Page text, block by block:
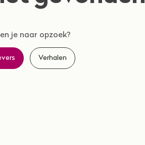
je naar opzoek?
Verhalen